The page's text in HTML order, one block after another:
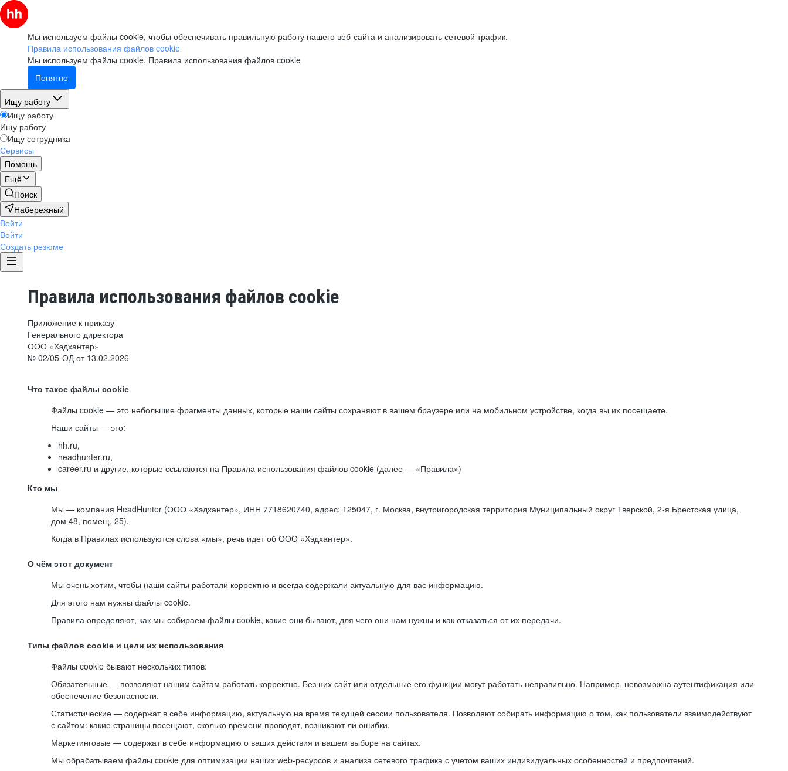
Мы используем файлы cookie, чтобы обеспечивать правильную работу нашего веб-сайта и анализировать сетевой трафик.
Правила использования файлов cookie
Мы используем файлы cookie. Правила использования файлов cookie
Понятно
Ищу работу
Ищу работу
Ищу работу
Ищу сотрудника
Сервисы
Помощь
Ещё
Поиск
Набережный
Войти
Войти
Создать резюме
Правила использования файлов cookie
Приложение к приказу
Генерального директора
ООО «Хэдхантер»
№ 02/05-ОД от 13.02.2026
Что такое файлы cookie
Файлы cookie — это небольшие фрагменты данных, которые наши сайты сохраняют в вашем браузере или на мобильном устройстве, когда вы их посещаете.
Наши сайты — это:
hh.ru,
headhunter.ru,
career.ru и другие, которые ссылаются на Правила использования файлов cookie (далее — «Правила»)
Кто мы
Мы — компания HeadHunter (ООО «Хэдхантер», ИНН 7718620740, адрес: 125047, г. Москва, внутригородская территория Муниципальный округ Тверской, 2-я Брестская улица,
дом 48, помещ. 25).
Когда в Правилах используются слова «мы», речь идет об ООО «Хэдхантер».
О чём этот документ
Мы очень хотим, чтобы наши сайты работали корректно и всегда содержали актуальную для вас информацию.
Для этого нам нужны файлы cookie.
Правила определяют, как мы собираем файлы cookie, какие они бывают, для чего они нам нужны и как отказаться от их передачи.
Типы файлов cookie и цели их использования
Файлы cookie бывают нескольких типов:
Обязательные — позволяют нашим сайтам работать корректно. Без них сайт или отдельные его функции могут работать неправильно. Например, невозможна аутентификация или
обеспечение безопасности.
Статистические — содержат в себе информацию, актуальную на время текущей сессии пользователя. Позволяют собирать информацию о том, как пользователи взаимодействуют
с сайтом: какие страницы посещают, сколько времени проводят, возникают ли ошибки.
Маркетинговые — содержат в себе информацию о ваших действия и вашем выборе на сайтах.
Мы обрабатываем файлы cookie для оптимизации наших web-ресурсов и анализа сетевого трафика с учетом ваших индивидуальных особенностей и предпочтений.